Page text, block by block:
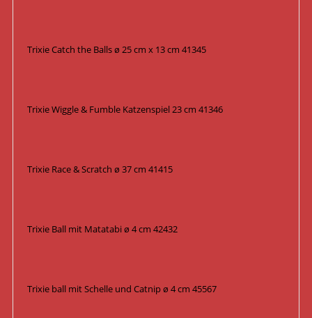
Trixie Catch the Balls ø 25 cm x 13 cm 41345
Trixie Wiggle & Fumble Katzenspiel 23 cm 41346
Trixie Race & Scratch ø 37 cm 41415
Trixie Ball mit Matatabi ø 4 cm 42432
Trixie ball mit Schelle und Catnip ø 4 cm 45567